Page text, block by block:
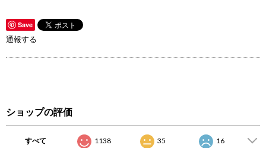
Save
通報する
ショップの評価
すべて 1138 35 16